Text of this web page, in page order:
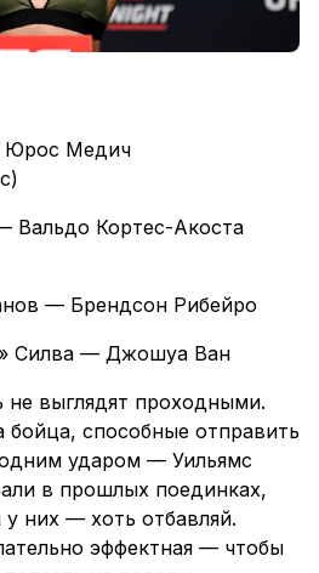
Юрос Медич
Вальдо Кортес-Акоста
— Брендсон Рибейро
Силва — Джошуа Ван
выглядят проходными.
способные отправить
ударом — Уильямс
в прошлых поединках,
них — хоть отбавляй.
эффектная — чтобы